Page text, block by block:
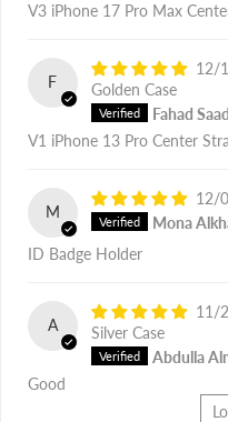
V3 iPhone 17 Pro Max
F
12/
Golden Case
Fahad Saad
V1 iPhone 13 Pro Center
M
12/
Mona
ID Badge Holder
A
11/
Silver Case
Abdulla
Good